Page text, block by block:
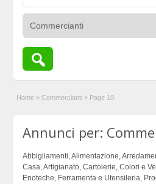
Home » Commercianti » Page 10
Annunci per:
Abbigliamenti, Alimentazione,
Casa, Artigianato, Cartolerie, Colori e
Enoteche, Ferramenta e Utensileria,